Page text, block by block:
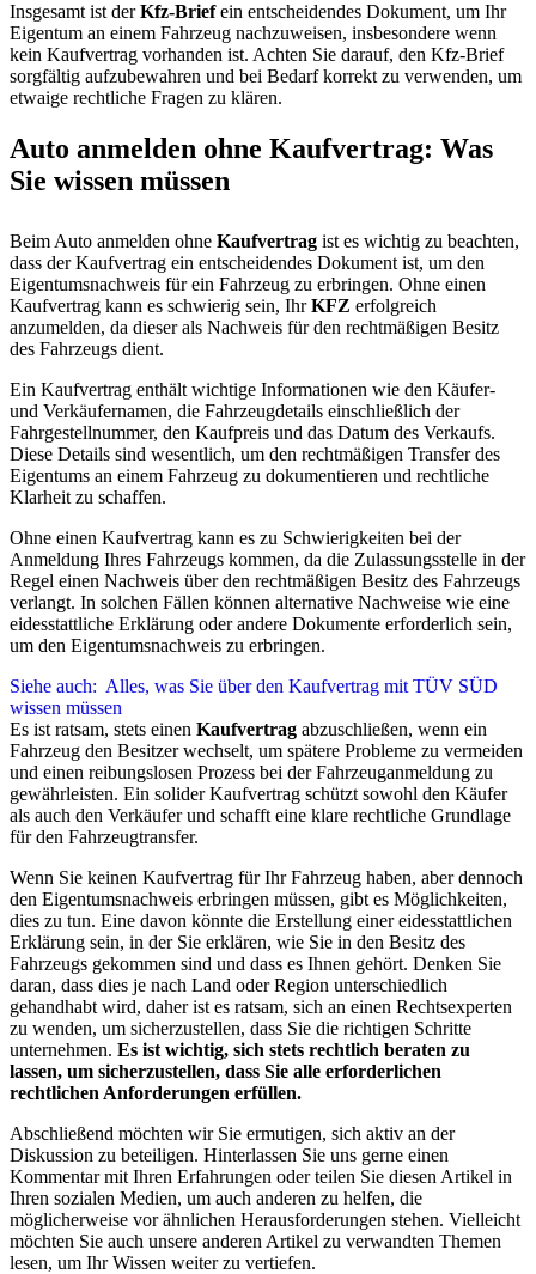
Insgesamt ist derKfz-Briefein entscheidendes Dokument, um Ihr
Eigentum an einem Fahrzeug nachzuweisen, insbesondere wenn
kein Kaufvertrag vorhanden ist. Achten Sie darauf, den Kfz-Brief
sorgfältig aufzubewahren und bei Bedarf korrekt zu verwenden, um
etwaige rechtliche Fragen zu klären.
Auto anmelden ohne Kaufvertrag: Was
Sie wissen müssen
Beim Auto anmelden ohne Kaufvertrag ist es wichtig zu beachten,
dass der Kaufvertrag ein entscheidendes Dokument ist, um den
Eigentumsnachweis für ein Fahrzeug zu erbringen. Ohne einen
Kaufvertrag kann es schwierig sein, IhrKFZ erfolgreich
anzumelden, da dieser als Nachweis für den rechtmäßigen Besitz
des Fahrzeugs dient.
Ein Kaufvertrag enthält wichtige Informationen wie den Käufer-
und Verkäufernamen, die Fahrzeugdetails einschließlich der
Fahrgestellnummer, den Kaufpreis und das Datum des Verkaufs.
Diese Details sind wesentlich, um den rechtmäßigen Transfer des
Eigentums an einem Fahrzeug zu dokumentieren und rechtliche
Klarheit zu schaffen.
Ohne einen Kaufvertrag kann es zu Schwierigkeiten bei der
Anmeldung Ihres Fahrzeugs kommen, da die Zulassungsstelle in der
Regel einen Nachweis über den rechtmäßigen Besitz des Fahrzeugs
verlangt. In solchen Fällen können alternative Nachweise wie eine
eidesstattliche Erklärung oder andere Dokumente erforderlich sein,
um den Eigentumsnachweis zu erbringen.
Siehe auch: Alles, was Sie über den Kaufvertrag mit TÜV SÜD
wissen müssen
Es ist ratsam, stets einen Kaufvertrag abzuschließen, wenn ein
Fahrzeug den Besitzer wechselt, um spätere Probleme zu vermeiden
und einen reibungslosen Prozess bei der Fahrzeuganmeldung zu
gewährleisten. Ein solider Kaufvertrag schützt sowohl den Käufer
als auch den Verkäufer und schafft eine klare rechtliche Grundlage
für den Fahrzeugtransfer.
Wenn Sie keinen Kaufvertrag für Ihr Fahrzeug haben, aber dennoch
den Eigentumsnachweis erbringen müssen, gibt es Möglichkeiten,
dies zu tun. Eine davon könnte die Erstellung einer eidesstattlichen
Erklärung sein, in der Sie erklären, wie Sie in den Besitz des
Fahrzeugs gekommen sind und dass es Ihnen gehört. Denken Sie
daran, dass dies je nach Land oder Region unterschiedlich
gehandhabt wird, daher ist es ratsam, sich an einen Rechtsexperten
zu wenden, um sicherzustellen, dass Sie die richtigen Schritte
unternehmen. Es ist wichtig, sich stets rechtlich beraten zu
lassen, um sicherzustellen, dass Sie alle erforderlichen
rechtlichen Anforderungen erfüllen.
Abschließend möchten wir Sie ermutigen, sich aktiv an der
Diskussion zu beteiligen. Hinterlassen Sie uns gerne einen
Kommentar mit Ihren Erfahrungen oder teilen Sie diesen Artikel in
Ihren sozialen Medien, um auch anderen zu helfen, die
möglicherweise vor ähnlichen Herausforderungen stehen. Vielleicht
möchten Sie auch unsere anderen Artikel zu verwandten Themen
lesen, um Ihr Wissen weiter zu vertiefen.